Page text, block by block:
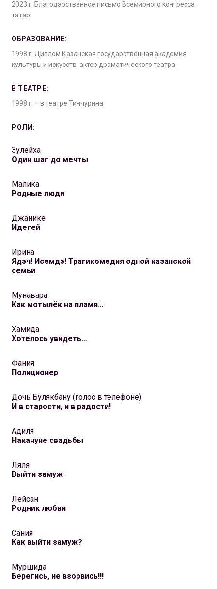
2023 г. Благодарственное письмо Всемирного конгресса
татар
ОБРАЗОВАНИЕ:
1998 г. Диплом Казанская государственная академия
культуры и искусств, актер драматического театра
В ТЕАТРЕ:
1998 г. – в театре Тинчурина
РОЛИ:
Зулейха
Один шаг до мечты
Малика
Родные люди
Джанике
Идегей
Ирина
Ядэч! Исемдэ! Трагикомедия одной казанской
семьи
Мунавара
Как мотылёк на пламя…
Хамида
Хотелось увидеть…
Фания
Полиционер
Дочь Булякбану (голос в телефоне)
И в cтарости, и в радости!
Адиля
Накануне свадьбы
Ляля
Выйти замуж
Лейсан
Родник любви
Сания
Как выйти замуж?
Муршида
Берегись, не взорвись!!!